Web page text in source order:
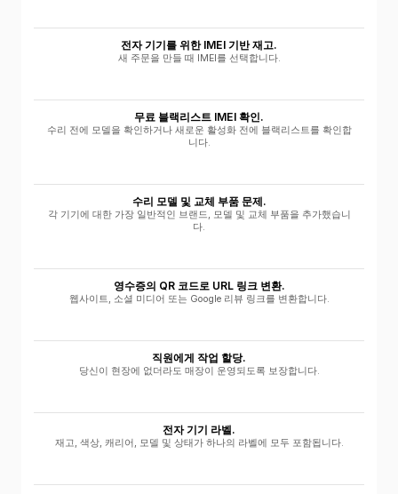
전자 기기를 위한 IMEI 기반 재고.
새 주문을 만들 때 IMEI를 선택합니다.
무료 블랙리스트 IMEI 확인.
수리 전에 모델을 확인하거나 새로운 활성화 전에 블랙리스트를 확인합
니다.
수리 모델 및 교체 부품 문제.
각 기기에 대한 가장 일반적인 브랜드, 모델 및 교체 부품을 추가했습니
다.
영수증의 QR 코드로 URL 링크 변환.
웹사이트, 소셜 미디어 또는 Google 리뷰 링크를 변환합니다.
직원에게 작업 할당.
당신이 현장에 없더라도 매장이 운영되도록 보장합니다.
전자 기기 라벨.
재고, 색상, 캐리어, 모델 및 상태가 하나의 라벨에 모두 포함됩니다.